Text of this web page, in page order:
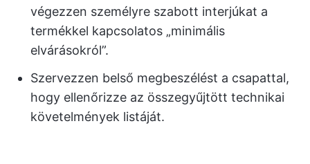
végezzen személyre szabott interjúkat a
termékkel kapcsolatos „minimális
elvárásokról”.
Szervezzen belső megbeszélést a csapattal,
hogy ellenőrizze az összegyűjtött technikai
követelmények listáját.